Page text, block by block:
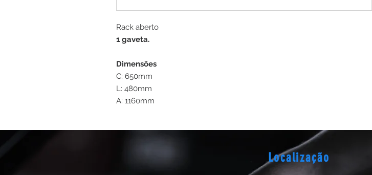
Rack aberto
1 gaveta.
Dimensões
C: 650mm
L: 480mm
A: 1160mm
Localização